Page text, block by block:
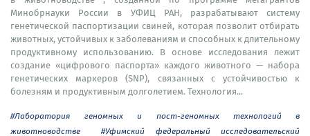
Минобрнауки России в УФИЦ РАН, разрабатывают систему
генетической паспортизации свиней, которая позволит отбирать
животных, устойчивых к заболеваниям и способных к длительному
продуктивному использованию. В основе исследования лежит
создание «цифрового паспорта» каждого животного — набора
генетических маркеров (SNP), связанных с устойчивостью к
болезням и продуктивным долголетием. Технология...
#Лаборатория геномных и пост-геномных технологий в
животноводстве
#Уфимский федеральный исследовательский